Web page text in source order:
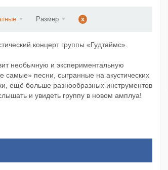
Размер x
концерт группы «Гудтаймс».
необычную и экспериментальную
самые» песни, сыгранные на акустических
ещё больше разнообразных инструментов
и увидеть группу в новом амплуа!